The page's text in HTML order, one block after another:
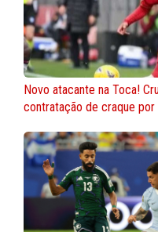
Novo atacante na Toca!
contratação de craque